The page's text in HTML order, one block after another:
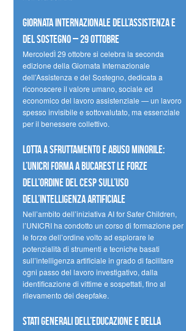
Giornata internazionale dell’assistenza e
del sostegno – 29 ottobre
MercoledÌ 29 ottobre si celebra la seconda
edizione della Giornata Internazionale
dell’Assistenza e del Sostegno, dedicata a
riconoscere il valore umano, sociale ed
economico del lavoro assistenziale — un lavoro
spesso invisibile e sottovalutato, ma essenziale
per il benessere collettivo.
Lotta a sfruttamento e abuso minorile:
l’UNICRI forma a Bucarest le forze
dell’ordine del CESP sull’uso
dell’Intelligenza Artificiale
Nell’ambito dell’iniziativa AI for Safer Children,
l’UNICRI ha condotto un corso di formazione per
le forze dell’ordine volto ad esplorare le
potenzialità di strumenti e tecniche basati
sull’intelligenza artificiale in grado di facilitare
ogni passo del lavoro investigativo, dalla
identificazione di vittime e sospettati, fino al
rilevamento dei deepfake.
Stati Generali dell’Educazione e della